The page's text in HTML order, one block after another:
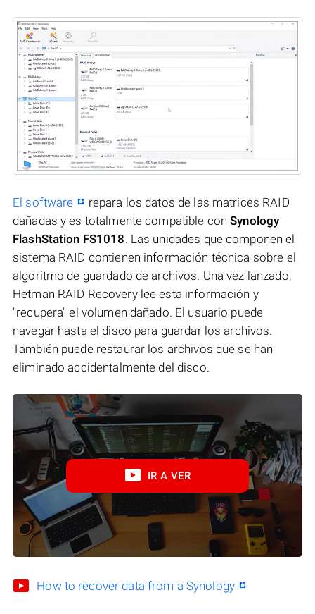
El software
repara los datos de las matrices RAID
dañadas y es totalmente compatible conSynology
FlashStation FS1018. Las unidades que componen el
sistema RAID contienen información técnica sobre el
algoritmo de guardado de archivos. Una vez lanzado,
Hetman RAID Recovery lee esta información y
"recupera" el volumen dañado. El usuario puede
navegar hasta el disco para guardar los archivos.
También puede restaurar los archivos que se han
eliminado accidentalmente del disco.
IR A VER
How to recover data from a Synology